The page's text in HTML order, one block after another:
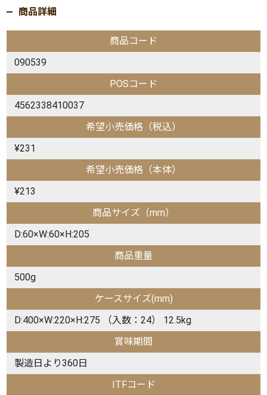
商品詳細
商品コード
090539
POSコード
4562338410037
希望小売価格（税込）
¥231
希望小売価格（本体）
¥213
商品サイズ（mm）
D:60×W:60×H:205
商品重量
500g
ケースサイズ(mm)
D:400×W:220×H:275 （入数：24） 12.5kg
賞味期間
製造日より360日
ITFコード